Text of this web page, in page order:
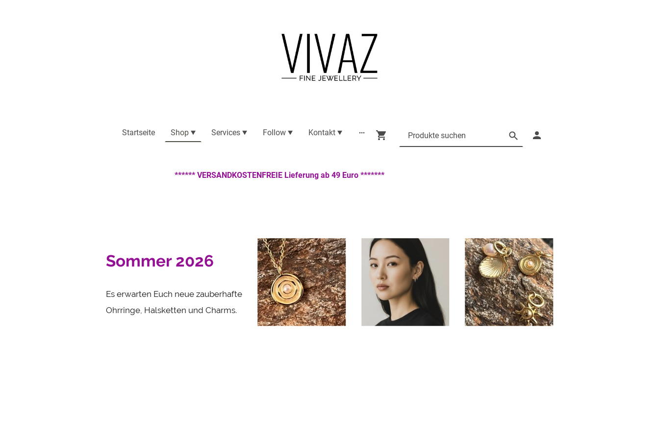
Startseite Shop Services Follow Kontakt
****** VERSANDKOSTENFREIE Lieferung ab 49 Euro *******
Sommer 2026
Es erwarten Euch neue zauberhafte
Ohrringe, Halsketten und Charms.